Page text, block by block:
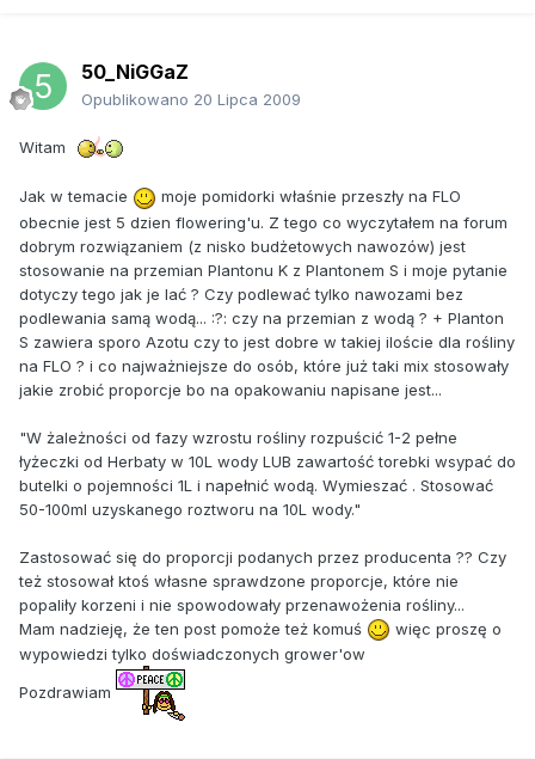
50_NiGGaZ
Opublikowano 20 Lipca 2009
Witam
Jak w temacie
moje pomidorki właśnie przeszły na FLO
obecnie jest 5 dzien flowering'u. Z tego co wyczytałem na forum
dobrym rozwiązaniem (z nisko budżetowych nawozów) jest
stosowanie na przemian Plantonu K z Plantonem S i moje pytanie
dotyczy tego jak je lać ? Czy podlewać tylko nawozami bez
podlewania samą wodą... :?: czy na przemian z wodą ? + Planton
S zawiera sporo Azotu czy to jest dobre w takiej iloście dla rośliny
na FLO ? i co najważniejsze do osób, które już taki mix stosowały
jakie zrobić proporcje bo na opakowaniu napisane jest...
"W żależności od fazy wzrostu rośliny rozpuścić 1-2 pełne
łyżeczki od Herbaty w 10L wody LUB zawartość torebki wsypać do
butelki o pojemności 1L i napełnić wodą. Wymieszać . Stosować
50-100ml uzyskanego roztworu na 10L wody."
Zastosować się do proporcji podanych przez producenta ?? Czy
też stosował ktoś własne sprawdzone proporcje, które nie
popaliły korzeni i nie spowodowały przenawożenia rośliny...
Mam nadzieję, że ten post pomoże też komuś
więc proszę o
wypowiedzi tylko doświadczonych grower'ow
Pozdrawiam